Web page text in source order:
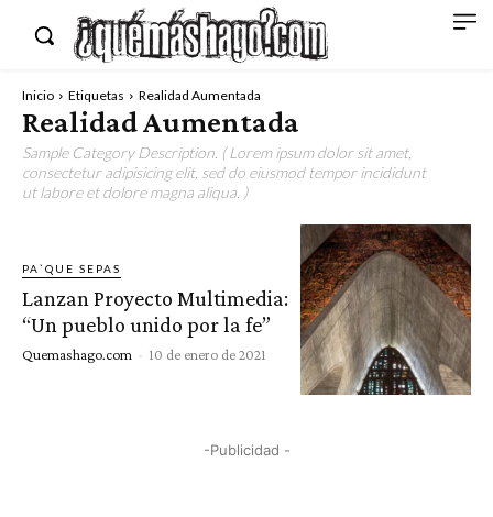
Inicio Etiquetas Realidad Aumentada
Realidad Aumentada
Sample Category Description. ( Lorem ipsum dolor sit amet,
consectetur adipisicing elit, sed do eiusmod tempor incididunt
ut labore et dolore magna aliqua. )
PA`QUE SEPAS
Lanzan Proyecto Multimedia:
“Un pueblo unido por la fe”
Quemashago.com - 10 de enero de 2021
-Publicidad -